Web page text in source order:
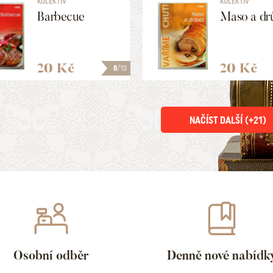
8/10
Barbecue
20 Kč
Maso a
20 Kč
NAČÍST DALŠÍ (+21)
Osobní odběr Denně nové